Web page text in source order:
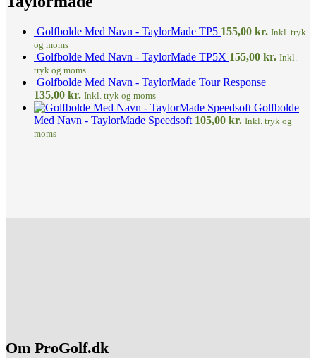
Golfbolde Med Navn - TaylorMade TP5 155,00 kr. Inkl. tryk
og moms
Golfbolde Med Navn - TaylorMade TP5X 155,00 kr. Inkl.
tryk og moms
Golfbolde Med Navn - TaylorMade Tour Response
135,00 kr. Inkl. tryk og moms
Golfbolde
Med Navn - TaylorMade Speedsoft 105,00 kr. Inkl. tryk og
moms
Om ProGolf.dk